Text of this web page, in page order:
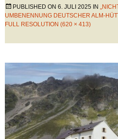
PUBLISHED ON 6. JULI 2025 IN
MBENENNUNG DEUTSCHER ALM-
FULL RESOLUTION (620 × 413)